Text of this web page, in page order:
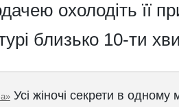
охолодіть її
близько 10-ти
Усі жіночі секрети в одному